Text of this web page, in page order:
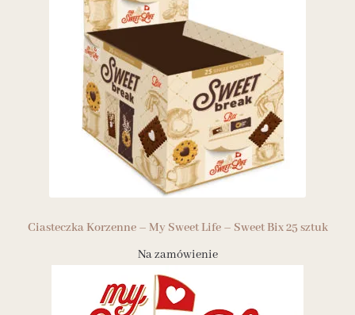
Ciasteczka Korzenne – My Sweet Life – Sweet Bix 25 sztuk
Na zamówienie